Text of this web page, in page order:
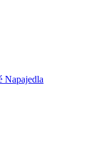
Napajedla